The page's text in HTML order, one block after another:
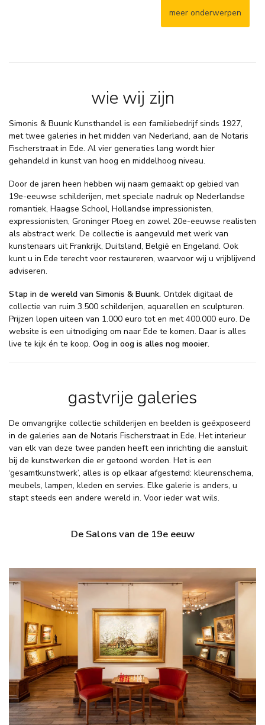
meer onderwerpen
wie wij zijn
Simonis & Buunk Kunsthandel is een familiebedrijf sinds 1927,
met twee galeries in het midden van Nederland, aan de Notaris
Fischerstraat in Ede. Al vier generaties lang wordt hier
gehandeld in kunst van hoog en middelhoog niveau.
Door de jaren heen hebben wij naam gemaakt op gebied van
19e-eeuwse schilderijen, met speciale nadruk op Nederlandse
romantiek, Haagse School, Hollandse impressionisten,
expressionisten, Groninger Ploeg en zowel 20e-eeuwse realisten
als abstract werk. De collectie is aangevuld met werk van
kunstenaars uit Frankrijk, Duitsland, België en Engeland. Ook
kunt u in Ede terecht voor restaureren, waarvoor wij u vrijblijvend
adviseren.
Stap in de wereld van Simonis & Buunk. Ontdek digitaal de
collectie van ruim 3.500 schilderijen, aquarellen en sculpturen.
Prijzen lopen uiteen van 1.000 euro tot en met 400.000 euro. De
website is een uitnodiging om naar Ede te komen. Daar is alles
live te kijk én te koop. Oog in oog is alles nog mooier.
gastvrije galeries
De omvangrijke collectie schilderijen en beelden is geëxposeerd
in de galeries aan de Notaris Fischerstraat in Ede. Het interieur
van elk van deze twee panden heeft een inrichting die aansluit
bij de kunstwerken die er getoond worden. Het is een
‘gesamtkunstwerk’, alles is op elkaar afgestemd: kleurenschema,
meubels, lampen, kleden en servies. Elke galerie is anders, u
stapt steeds een andere wereld in. Voor ieder wat wils.
De Salons van de 19e eeuw